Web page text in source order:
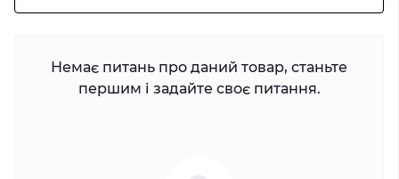
Немає питань про даний товар, станьте
першим і задайте своє питання.